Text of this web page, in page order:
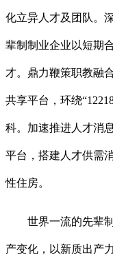
化立异人才及团队。
辈制制业企业以短期
才。鼎力鞭策职教融
共享平台，环绕
科。加速推进人才消
平台，搭建人才供需
性住房。
世界一流的先辈制
产变化，以新质出产